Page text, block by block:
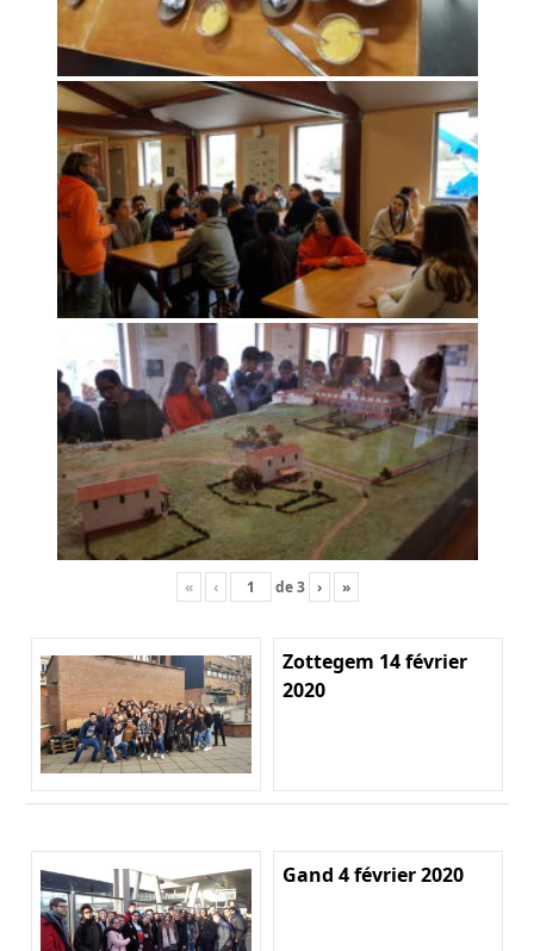
« ‹ de3 › »
Zottegem 14 février
2020
Gand 4 février 2020